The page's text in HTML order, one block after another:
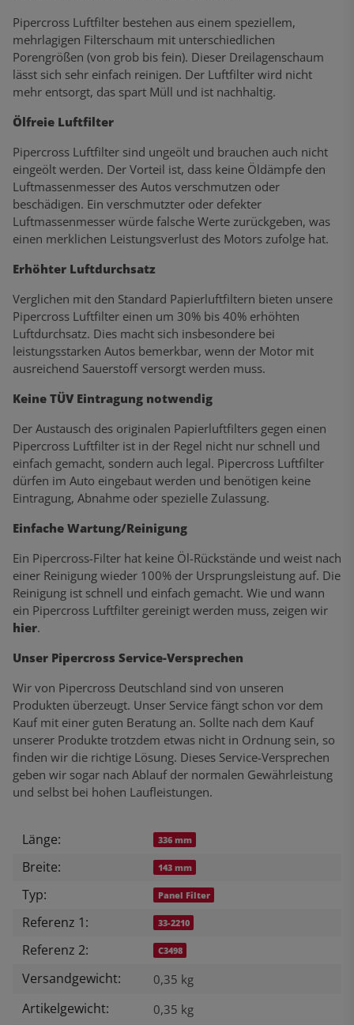
Pipercross Luftfilter bestehen aus einem speziellem,
mehrlagigen Filterschaum mit unterschiedlichen
Porengrößen (von grob bis fein). Dieser Dreilagenschaum
lässt sich sehr einfach reinigen. Der Luftfilter wird nicht
mehr entsorgt, das spart Müll und ist nachhaltig.
Ölfreie Luftfilter
Pipercross Luftfilter sind ungeölt und brauchen auch nicht
eingeölt werden. Der Vorteil ist, dass keine Öldämpfe den
Luftmassenmesser des Autos verschmutzen oder
beschädigen. Ein verschmutzter oder defekter
Luftmassenmesser würde falsche Werte zurückgeben, was
einen merklichen Leistungsverlust des Motors zufolge hat.
Erhöhter Luftdurchsatz
Verglichen mit den Standard Papierluftfiltern bieten unsere
Pipercross Luftfilter einen um 30% bis 40% erhöhten
Luftdurchsatz. Dies macht sich insbesondere bei
leistungsstarken Autos bemerkbar, wenn der Motor mit
ausreichend Sauerstoff versorgt werden muss.
Keine TÜV Eintragung notwendig
Der Austausch des originalen Papierluftfilters gegen einen
Pipercross Luftfilter ist in der Regel nicht nur schnell und
einfach gemacht, sondern auch legal. Pipercross Luftfilter
dürfen im Auto eingebaut werden und benötigen keine
Eintragung, Abnahme oder spezielle Zulassung.
Einfache Wartung/Reinigung
Ein Pipercross-Filter hat keine Öl-Rückstände und weist nach
einer Reinigung wieder 100% der Ursprungsleistung auf. Die
Reinigung ist schnell und einfach gemacht. Wie und wann
ein Pipercross Luftfilter gereinigt werden muss, zeigen wir
hier.
Unser Pipercross Service-Versprechen
Wir von Pipercross Deutschland sind von unseren
Produkten überzeugt. Unser Service fängt schon vor dem
Kauf mit einer guten Beratung an. Sollte nach dem Kauf
unserer Produkte trotzdem etwas nicht in Ordnung sein, so
finden wir die richtige Lösung. Dieses Service-Versprechen
geben wir sogar nach Ablauf der normalen Gewährleistung
und selbst bei hohen Laufleistungen.
Produkteigenschaft
Wert
Länge: 336 mm
Breite: 143 mm
Typ: Panel Filter
Referenz 1: 33-2210
Referenz 2: C3498
Versandgewicht: 0,35 kg
Artikelgewicht: 0,35 kg